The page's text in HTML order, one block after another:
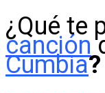
¿Qué te
canción
Cumbia?